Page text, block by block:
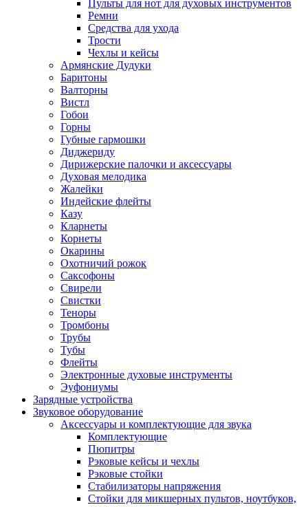
Пульты для нот для духовых инструментов
Ремни
Средства для ухода
Трости
Чехлы и кейсы
Армянские Дудуки
Баритоны
Валторны
Вистл
Гобои
Горны
Губные гармошки
Диджериду
Дирижерские палочки и аксессуары
Духовая мелодика
Жалейки
Индейские флейты
Казу
Кларнеты
Корнеты
Окарины
Охотничий рожок
Саксофоны
Свирели
Свистки
Теноры
Тромбоны
Трубы
Тубы
Флейты
Электронные духовые инструменты
Эуфониумы
Зарядные устройства
Звуковое оборудование
Аксессуары и комплектующие для звука
Комплектующие
Пюпитры
Рэковые кейсы и чехлы
Рэковые стойки
Стабилизаторы напряжения
Стойки для микшерных пультов, ноутбуков,